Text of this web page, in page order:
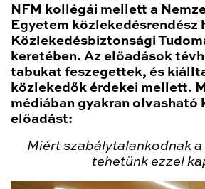
NFM kollégái mellett a
Egyetem közlekedésrendész
Közlekedésbiztonsági
keretében. Az előadások
tabukat feszegettek, és
közlekedők érdekei mellett.
médiában gyakran
előadást:
Miért szabálytalankodnak
tehetünk ezzel